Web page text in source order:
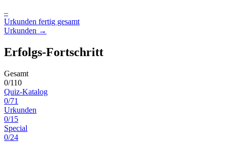
–
Urkunden fertig gesamt
Urkunden →
Erfolgs-Fortschritt
Gesamt
0/110
Quiz-Katalog
0/71
Urkunden
0/15
Special
0/24